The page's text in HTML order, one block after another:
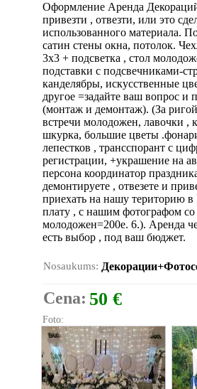
Оформление Аренда
привезти , отвезти, или это
использованного материала.
сатин стены окна, потолок.
3х3 + подсветка , стол
подставки с подсвечниками-
канделябры, искусственные
другое =задайте ваш вопрос
(монтаж и демонтаж). (За
встречи молодожен, лавочки ,
шкурка, большие цветы
лепестков , трансспорант с
регистрации, +украшение на
персона координатор
демонтируете , отвезете и
приехать на нашу територию
плату , с нашим фотографом со
молодожен=200е. 6.). Аренда
есть выбор , под ваш бюджет.
Nosaukums:
Cena: 50 €
Foto: